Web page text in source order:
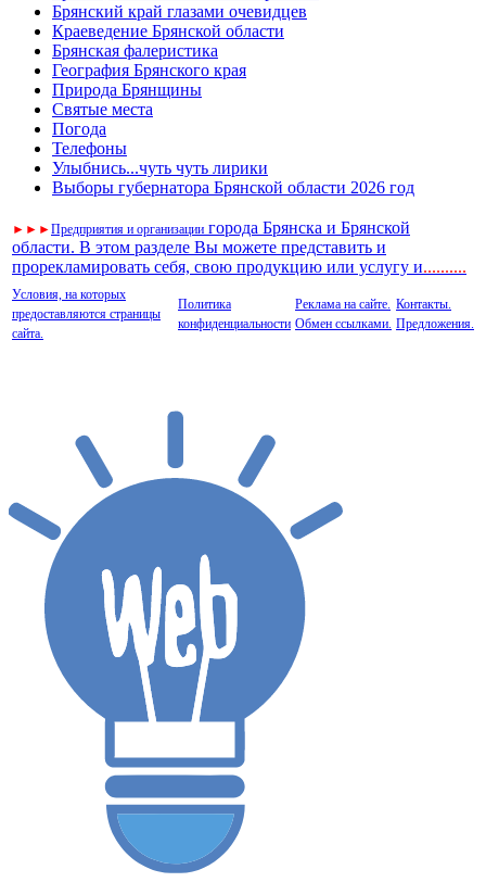
Брянский край глазами очевидцев
Краеведение Брянской области
Брянская фалеристика
География Брянского края
Природа Брянщины
Святые места
Погода
Телефоны
Улыбнись...чуть чуть лирики
Выборы губернатора Брянской области 2026 год
► ► ►Предприятия и организации города Брянска и Брянской
области. В этом разделе Вы можете представить и
прорекламировать себя, свою продукцию или услугу и..........
Условия, на которых
предоставляются страницы
сайта.
Политика
конфиденциальности
Реклама на сайте.
Обмен ссылками.
Контакты.
Предложения.